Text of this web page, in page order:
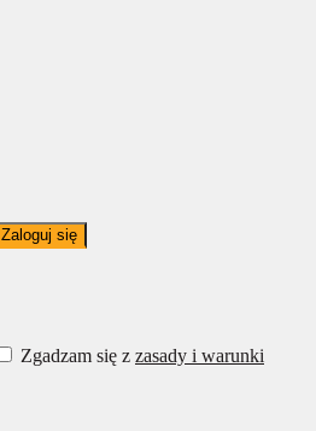
Zaloguj się
Zgadzam się z zasady i warunki